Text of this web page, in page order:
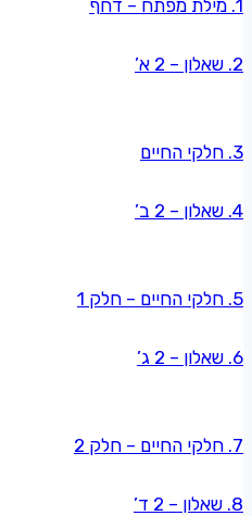
1. מילת מפתח – דחף
2. שאלון – 2 א’
3. חלקי החיים
4. שאלון – 2 ב’
5. חלקי החיים – חלק 1
6. שאלון – 2 ג’
7. חלקי החיים – חלק 2
8. שאלון – 2 ד’